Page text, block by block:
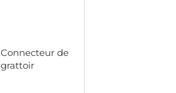
Connecteur de
grattoir